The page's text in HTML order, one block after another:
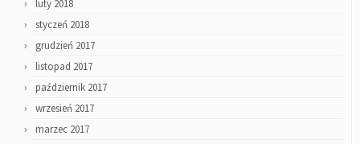
luty 2018
styczeń 2018
grudzień 2017
listopad 2017
październik 2017
wrzesień 2017
marzec 2017